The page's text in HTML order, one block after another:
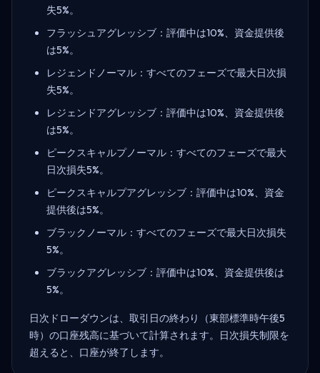
失5%。
フラッシュアグレッシブ：評価中は10%、資金提供後
は5%。
レジェンドノーマル：すべてのフェーズで最大日次損
失5%。
レジェンドアグレッシブ：評価中は10%、資金提供後
は5%。
ピークスキャルプノーマル：すべてのフェーズで最大
日次損失5%。
ピークスキャルプアグレッシブ：評価中は10%、資金
提供後は5%。
ブラックノーマル：すべてのフェーズで最大日次損失
5%。
ブラックアグレッシブ：評価中は10%、資金提供後は
5%。
日次ドローダウンは、取引日の終わり（東部標準時午後5
時）の口座残高に基づいて計算されます。日次損失制限を
超えると、口座が終了します。